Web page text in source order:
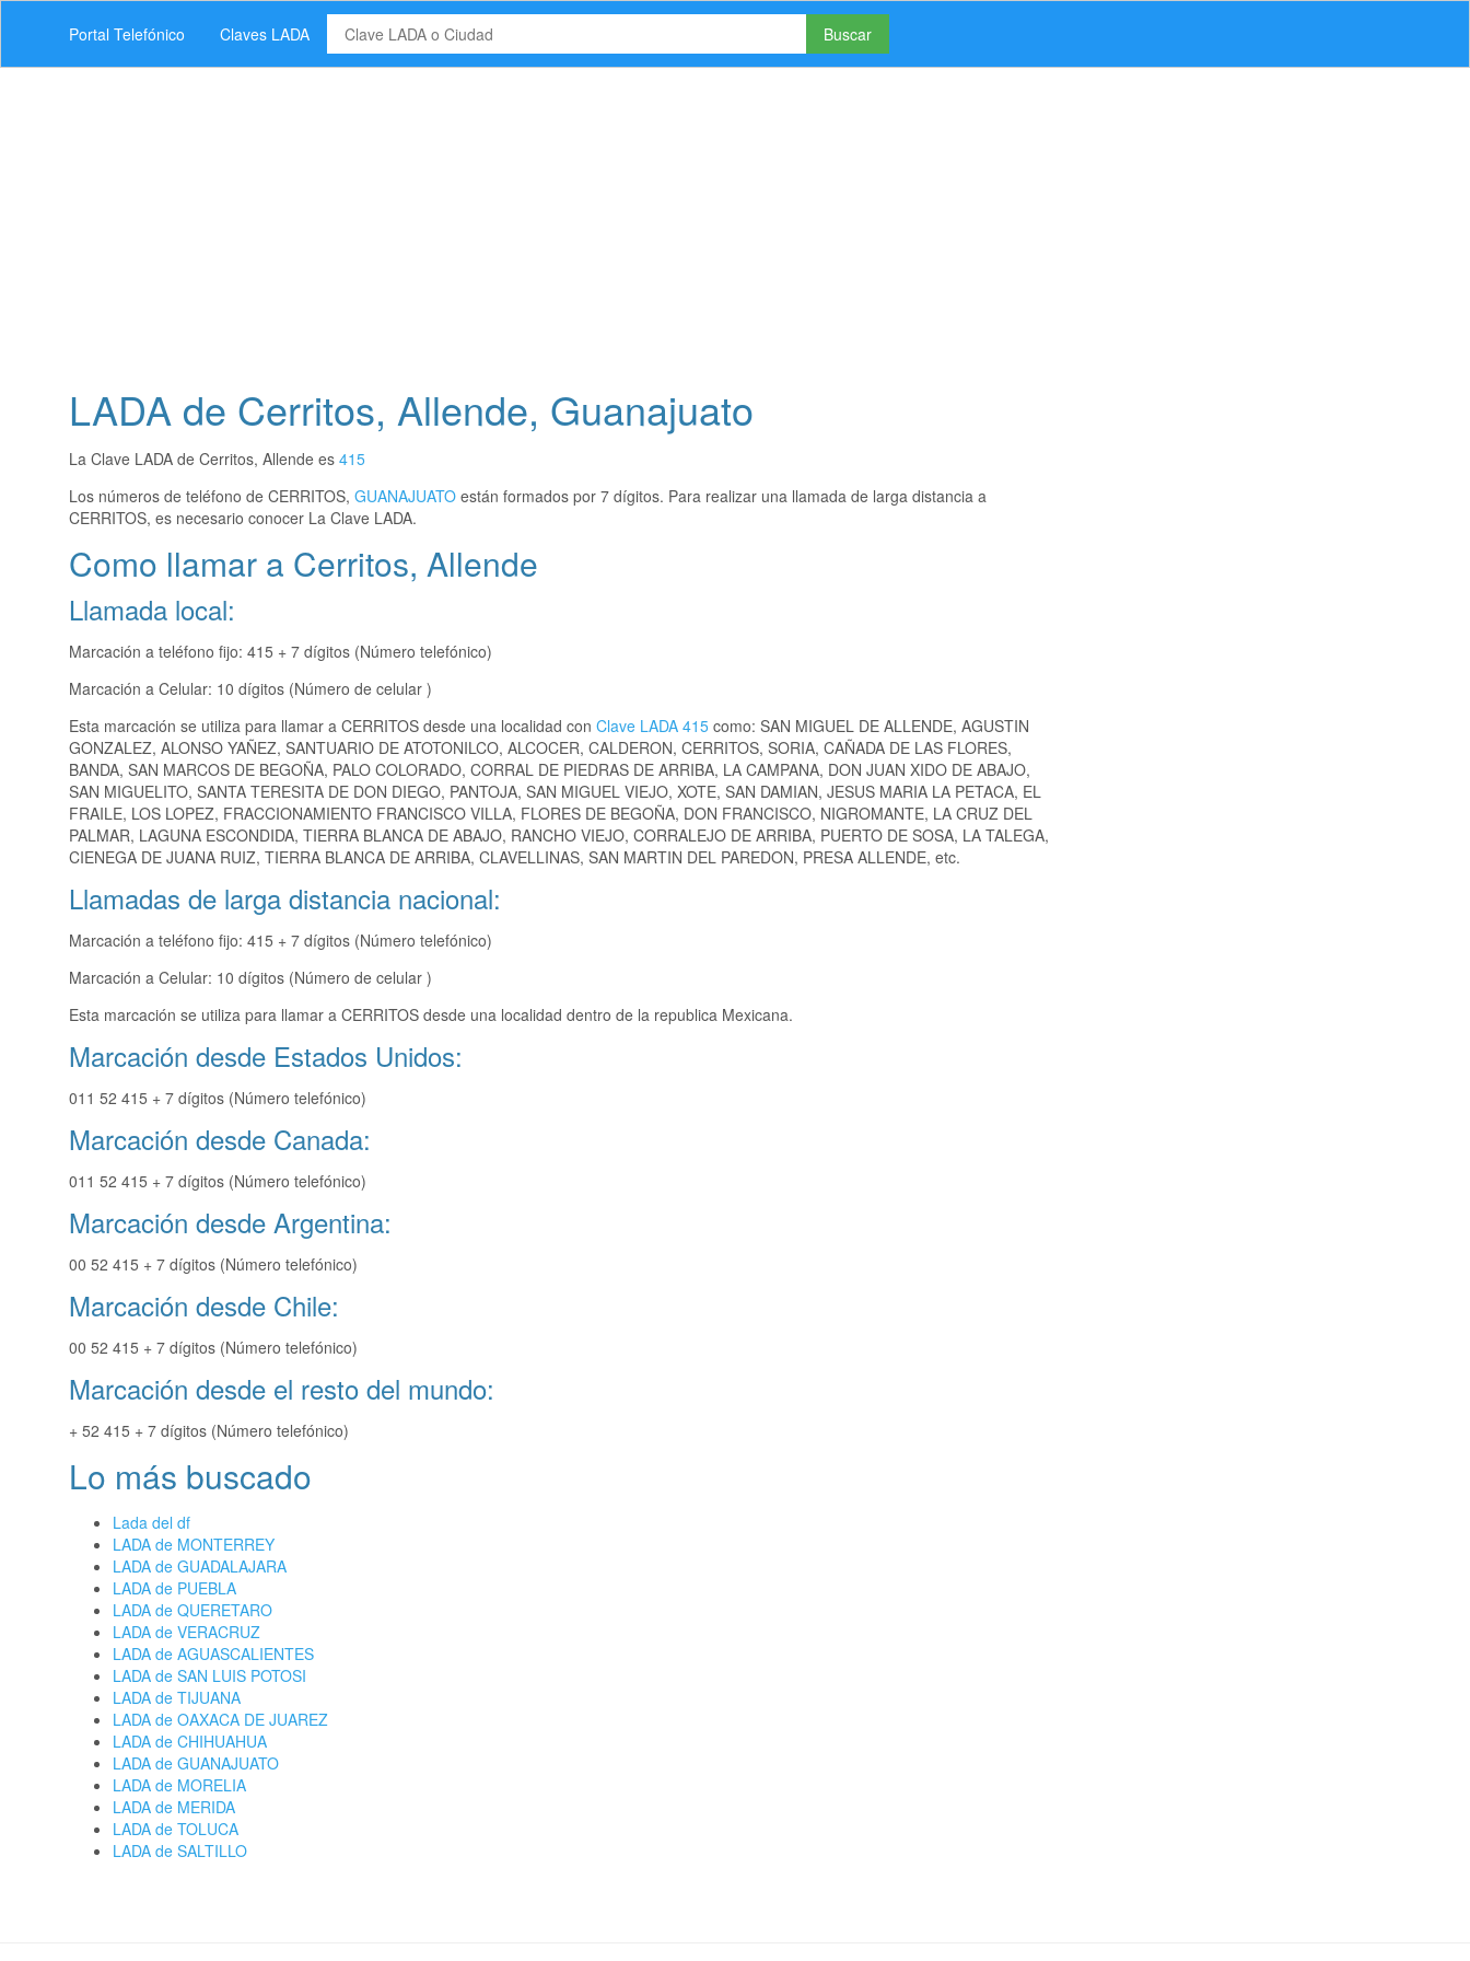
Portal Telefónico Claves LADA Buscar
LADA de Cerritos, Allende, Guanajuato
La Clave LADA de Cerritos, Allende es 415
Los números de teléfono de CERRITOS, GUANAJUATO están formados por 7 dígitos. Para realizar una llamada de larga distancia a
CERRITOS, es necesario conocer La Clave LADA.
Como llamar a Cerritos, Allende
Llamada local:
Marcación a teléfono fijo: 415 + 7 dígitos (Número telefónico)
Marcación a Celular: 10 dígitos (Número de celular )
Esta marcación se utiliza para llamar a CERRITOS desde una localidad con Clave LADA 415 como: SAN MIGUEL DE ALLENDE, AGUSTIN
GONZALEZ, ALONSO YAÑEZ, SANTUARIO DE ATOTONILCO, ALCOCER, CALDERON, CERRITOS, SORIA, CAÑADA DE LAS FLORES,
BANDA, SAN MARCOS DE BEGOÑA, PALO COLORADO, CORRAL DE PIEDRAS DE ARRIBA, LA CAMPANA, DON JUAN XIDO DE ABAJO,
SAN MIGUELITO, SANTA TERESITA DE DON DIEGO, PANTOJA, SAN MIGUEL VIEJO, XOTE, SAN DAMIAN, JESUS MARIA LA PETACA, EL
FRAILE, LOS LOPEZ, FRACCIONAMIENTO FRANCISCO VILLA, FLORES DE BEGOÑA, DON FRANCISCO, NIGROMANTE, LA CRUZ DEL
PALMAR, LAGUNA ESCONDIDA, TIERRA BLANCA DE ABAJO, RANCHO VIEJO, CORRALEJO DE ARRIBA, PUERTO DE SOSA, LA TALEGA,
CIENEGA DE JUANA RUIZ, TIERRA BLANCA DE ARRIBA, CLAVELLINAS, SAN MARTIN DEL PAREDON, PRESA ALLENDE, etc.
Llamadas de larga distancia nacional:
Marcación a teléfono fijo: 415 + 7 dígitos (Número telefónico)
Marcación a Celular: 10 dígitos (Número de celular )
Esta marcación se utiliza para llamar a CERRITOS desde una localidad dentro de la republica Mexicana.
Marcación desde Estados Unidos:
011 52 415 + 7 dígitos (Número telefónico)
Marcación desde Canada:
011 52 415 + 7 dígitos (Número telefónico)
Marcación desde Argentina:
00 52 415 + 7 dígitos (Número telefónico)
Marcación desde Chile:
00 52 415 + 7 dígitos (Número telefónico)
Marcación desde el resto del mundo:
+ 52 415 + 7 dígitos (Número telefónico)
Lo más buscado
Lada del df
LADA de MONTERREY
LADA de GUADALAJARA
LADA de PUEBLA
LADA de QUERETARO
LADA de VERACRUZ
LADA de AGUASCALIENTES
LADA de SAN LUIS POTOSI
LADA de TIJUANA
LADA de OAXACA DE JUAREZ
LADA de CHIHUAHUA
LADA de GUANAJUATO
LADA de MORELIA
LADA de MERIDA
LADA de TOLUCA
LADA de SALTILLO